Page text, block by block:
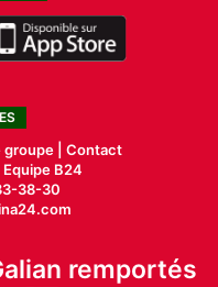
| Contact
Equipe B24
38-30
remportés